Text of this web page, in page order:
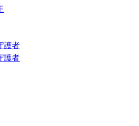
護者
護者